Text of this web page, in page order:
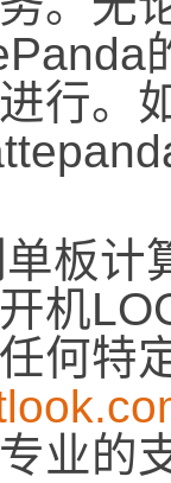
行。
板计
机
何特
业的